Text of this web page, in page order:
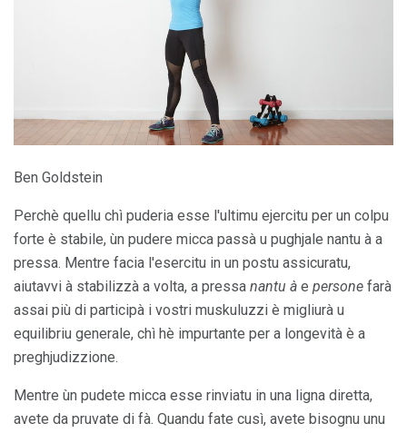
Ben Goldstein
Perchè quellu chì puderia esse l'ultimu ejercitu per un colpu
forte è stabile, ùn pudere micca passà u pughjale nantu à a
pressa. Mentre facia l'esercitu in un postu assicuratu,
aiutavvi à stabilizzà a volta, a pressa nantu à e persone farà
assai più di participà i vostri muskuluzzi è migliurà u
equilibriu generale, chì hè impurtante per a longevità è a
preghjudizzione.
Mentre ùn pudete micca esse rinviatu in una ligna diretta,
avete da pruvate di fà. Quandu fate cusì, avete bisognu unu